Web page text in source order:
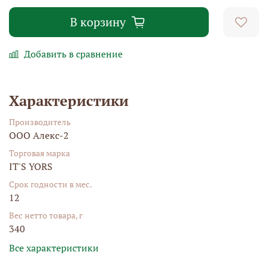
В корзину
Добавить в сравнение
Характеристики
Производитель
ООО Алекс-2
Торговая марка
IT'S YORS
Срок годности в мес.
12
Вес нетто товара, г
340
Все характеристики